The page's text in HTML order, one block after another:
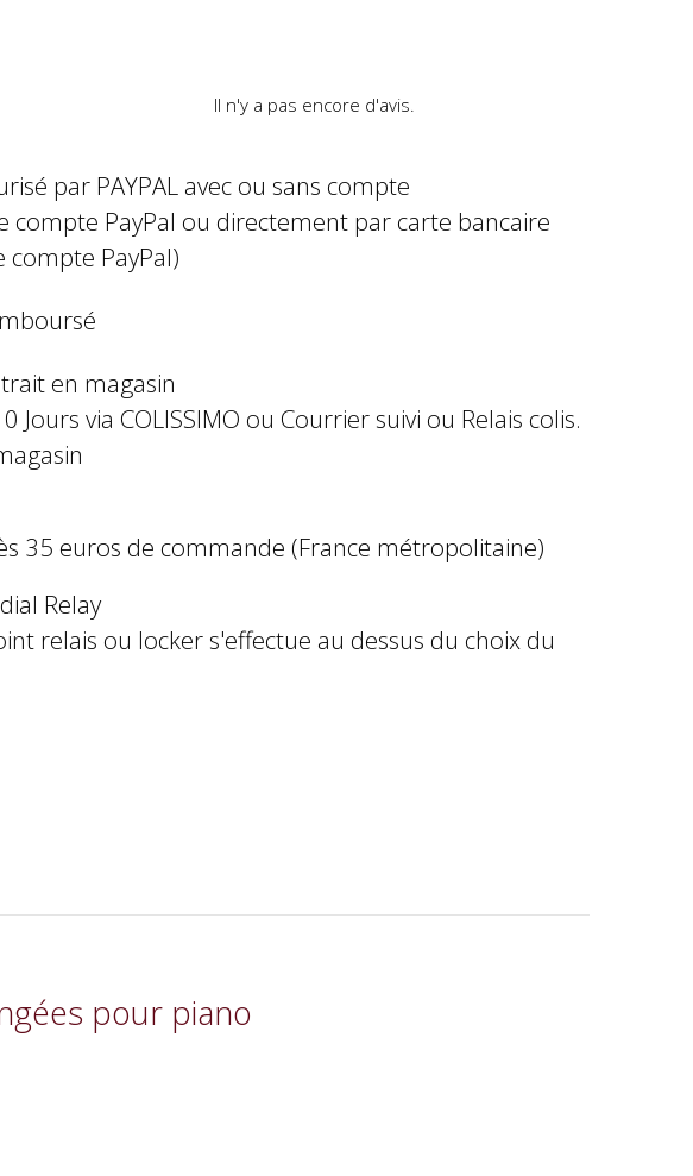
Il n'y a pas encore d'avis.
par PAYPAL avec ou sans compte
compte PayPal ou directement par carte bancaire
compte PayPal)
en magasin
Jours via COLISSIMO ou Courrier suivi ou Relais colis.
35 euros de commande (France métropolitaine)
Relay
relais ou locker s'effectue au dessus du choix du
pour piano